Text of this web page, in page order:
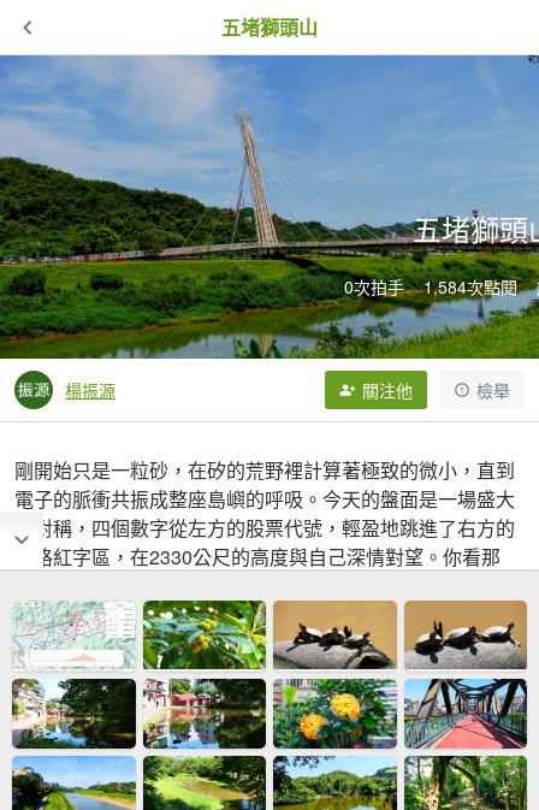
五堵獅頭山
五堵獅頭
0次拍手 1,584次點閱
楊振源 關注他 檢舉
剛開始只是一粒砂，在矽的荒野裡計算著極致的微小，直到
電子的脈衝共振成整座島嶼的呼吸。今天的盤面是一場盛大
的對稱，四個數字從左方的股票代號，輕盈地跳進了右方的
價格紅字區，在2330公尺的高度與自己深情對望。你看那
時間的複利，也是人類對未來的拓荒。晶圓在黃光中旋轉，
像一張鍍金的黑膠，播放著全球的運算，當代號與價格交疊
成同一個座標，整座森林的算力都在這座神山的巔峰，聽見
了超越極限的沈默、的雷鳴。